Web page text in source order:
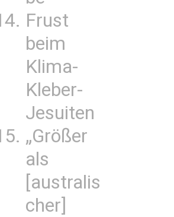
Frust
beim
Klima-
Kleber-
Jesuiten
„Größer
als
[australis
cher]